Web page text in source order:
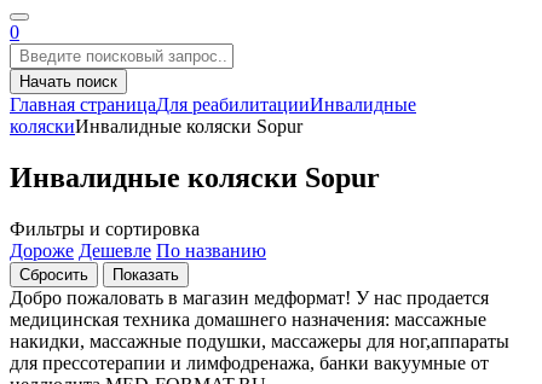
0
Начать поиск
Главная страницаДля реабилитацииИнвалидные
коляскиИнвалидные коляски Sopur
Инвалидные коляски Sopur
Фильтры и сортировка
Дороже Дешевле По названию
Добро пожаловать в магазин медформат! У нас продается
медицинская техника домашнего назначения: массажные
накидки, массажные подушки, массажеры для ног,аппараты
для прессотерапии и лимфодренажа, банки вакуумные от